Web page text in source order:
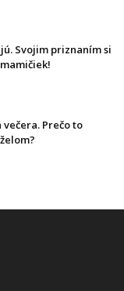
Svojim priznaním si
Prečo to